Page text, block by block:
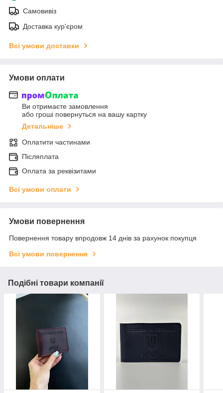
Самовивіз
Доставка кур'єром
Всі умови доставки
Умови оплати
Ви отримаєте замовлення
або гроші повернуться на вашу картку
Детальніше
Оплатити частинами
Післяплата
Оплата за реквізитами
Всі умови оплати
Умови повернення
Повернення товару впродовж 14 днів за рахунок покупця
Всі умови повернення
Подібні товари компанії